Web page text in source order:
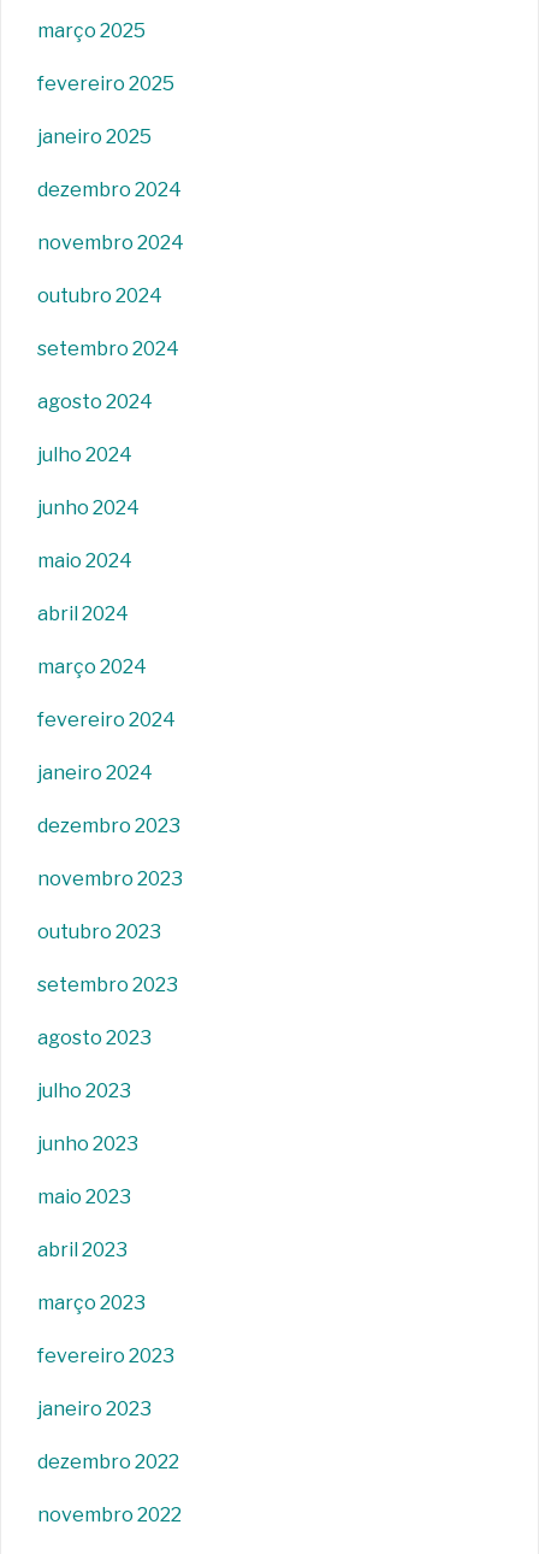
março 2025
fevereiro 2025
janeiro 2025
dezembro 2024
novembro 2024
outubro 2024
setembro 2024
agosto 2024
julho 2024
junho 2024
maio 2024
abril 2024
março 2024
fevereiro 2024
janeiro 2024
dezembro 2023
novembro 2023
outubro 2023
setembro 2023
agosto 2023
julho 2023
junho 2023
maio 2023
abril 2023
março 2023
fevereiro 2023
janeiro 2023
dezembro 2022
novembro 2022